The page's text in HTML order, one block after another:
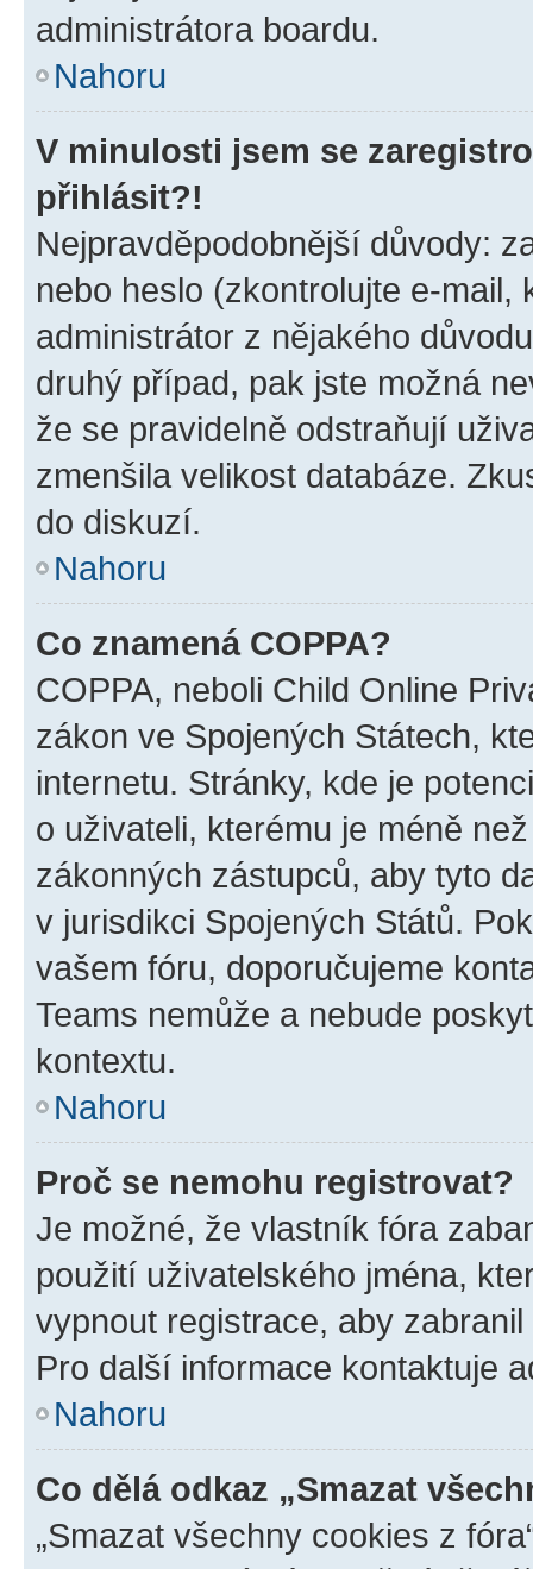
administrátora boardu.
Nahoru
V minulosti jsem se
přihlásit?!
Nejpravděpodobnější důvody:
nebo heslo (zkontrolujte e-
administrátor z nějakého
druhý případ, pak jste možná
že se pravidelně odstraňují
zmenšila velikost databáze.
do diskuzí.
Nahoru
Co znamená COPPA?
COPPA, neboli Child Online
zákon ve Spojených Státech,
internetu. Stránky, kde je
o uživateli, kterému je méně
zákonných zástupců, aby tyto
v jurisdikci Spojených Států.
vašem fóru, doporučujeme
Teams nemůže a nebude
kontextu.
Nahoru
Proč se nemohu registrovat?
Je možné, že vlastník fóra
použití uživatelského jména,
vypnout registrace, aby
Pro další informace kontaktuje
Nahoru
Co dělá odkaz „Smazat
„Smazat všechny cookies z